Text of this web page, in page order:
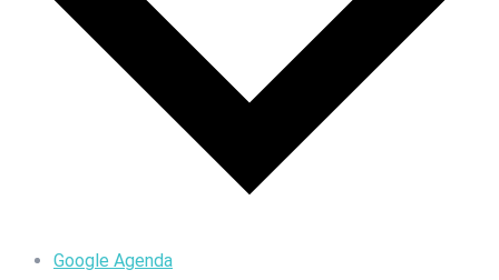
Google Agenda